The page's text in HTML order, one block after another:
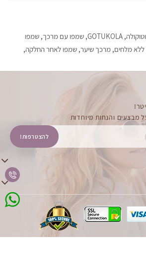
,
GOTUKOLA
, שמפו עם מרכך, שמפו
מלחים, מרכך שיער, שמפו לאחר החלקה,
מבצעים והנחות מיוחדות
להצטרפות!